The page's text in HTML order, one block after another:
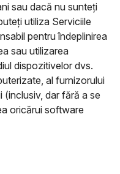
sau dacă nu sunteți
utiliza Serviciile
pentru îndeplinirea
sau utilizarea
dispozitivelor dvs.
al furnizorului
dar fără a se
oricărui software